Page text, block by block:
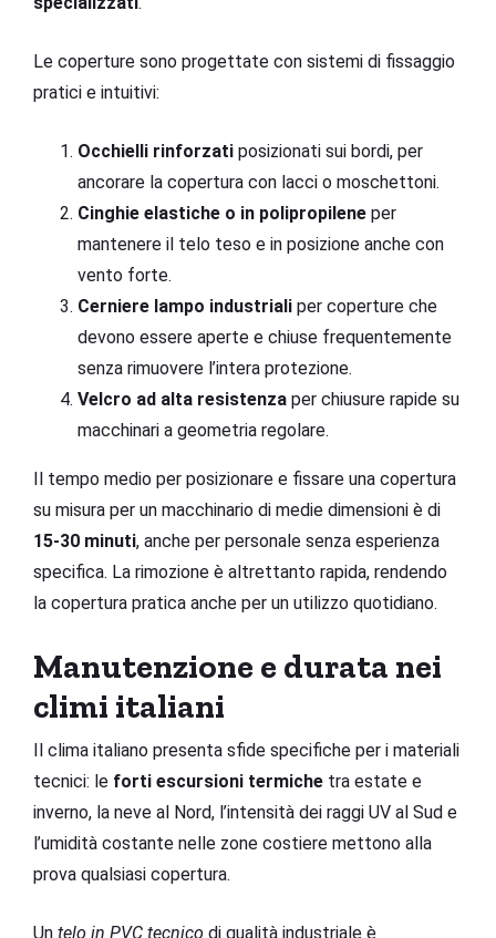
Le coperture sono progettate con sistemi di fissaggio
pratici e intuitivi:
Occhielli rinforzati posizionati sui bordi, per
ancorare la copertura con lacci o moschettoni.
Cinghie elastiche o in polipropilene per
mantenere il telo teso e in posizione anche con
vento forte.
Cerniere lampo industriali per coperture che
devono essere aperte e chiuse frequentemente
senza rimuovere l’intera protezione.
Velcro ad alta resistenza per chiusure rapide su
macchinari a geometria regolare.
Il tempo medio per posizionare e fissare una copertura
su misura per un macchinario di medie dimensioni è di
15-30 minuti, anche per personale senza esperienza
specifica. La rimozione è altrettanto rapida, rendendo
la copertura pratica anche per un utilizzo quotidiano.
Manutenzione e durata nei
climi italiani
Il clima italiano presenta sfide specifiche per i materiali
tecnici: le forti escursioni termiche tra estate e
inverno, la neve al Nord, l’intensità dei raggi UV al Sud e
l’umidità costante nelle zone costiere mettono alla
prova qualsiasi copertura.
Un telo in PVC tecnico di qualità industriale è